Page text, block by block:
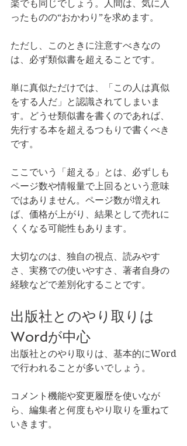
楽でも同じでしょう。人間は、気に入
ったものの“おかわり”を求めます。
ただし、このときに注意すべきなの
は、必ず類似書を超えることです。
単に真似ただけでは、「この人は真似
をする人だ」と認識されてしまいま
す。どうせ類似書を書くのであれば、
先行する本を超えるつもりで書くべき
です。
ここでいう「超える」とは、必ずしも
ページ数や情報量で上回るという意味
ではありません。ページ数が増えれ
ば、価格が上がり、結果として売れに
くくなる可能性もあります。
大切なのは、独自の視点、読みやす
さ、実務での使いやすさ、著者自身の
経験などで差別化することです。
出版社とのやり取りは
Wordが中心
出版社とのやり取りは、基本的にWord
で行われることが多いでしょう。
コメント機能や変更履歴を使いなが
ら、編集者と何度もやり取りを重ねて
いきます。